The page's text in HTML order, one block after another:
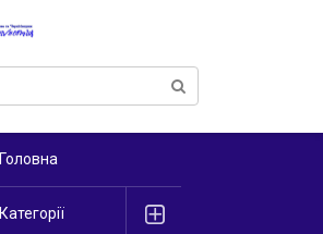
Головна
Категорії